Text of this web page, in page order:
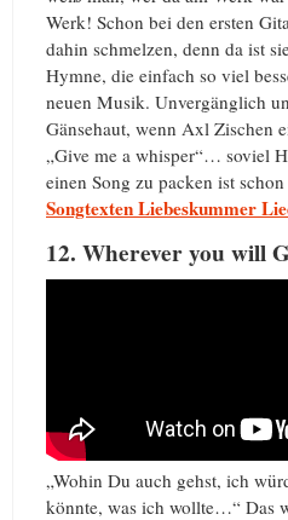
Werk! Schon bei den ersten
dahin schmelzen, denn da ist
Hymne, die einfach so viel
neuen Musik. Unvergänglich
Gänsehaut, wenn Axl Zischen
„Give me a whisper“… soviel
einen Song zu packen ist
Songtexten Liebeskummer
12. Wherever you will
„Wohin Du auch gehst, ich
könnte, was ich wollte…“ Das